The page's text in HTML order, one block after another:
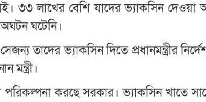
৩৩ লাখের বেশি যাদের ভ্যাকসিন দেওয়া
ঘটেনি।
তাদের ভ্যাকসিন দিতে প্রধানমন্ত্রীর
মন্ত্রী।
পরিকল্পনা করছে সরকার। ভ্যাকসিন খাতে